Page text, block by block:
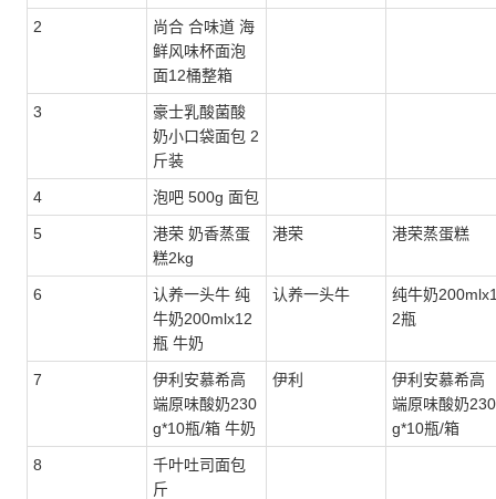
2
尚合 合味道 海
鲜风味杯面泡
面12桶整箱
3
豪士乳酸菌酸
奶小口袋面包 2
斤装
4 泡吧 500g 面包
5
港荣 奶香蒸蛋
糕2kg
港荣 港荣蒸蛋糕
6
认养一头牛 纯
牛奶200mlx12
瓶 牛奶
认养一头牛
纯牛奶
2瓶
7
伊利安慕希高
端原味酸奶230
g*10瓶/箱 牛奶
伊利
伊利安慕希高
端原味酸奶230
g*10瓶/箱
8
千叶吐司面包
斤